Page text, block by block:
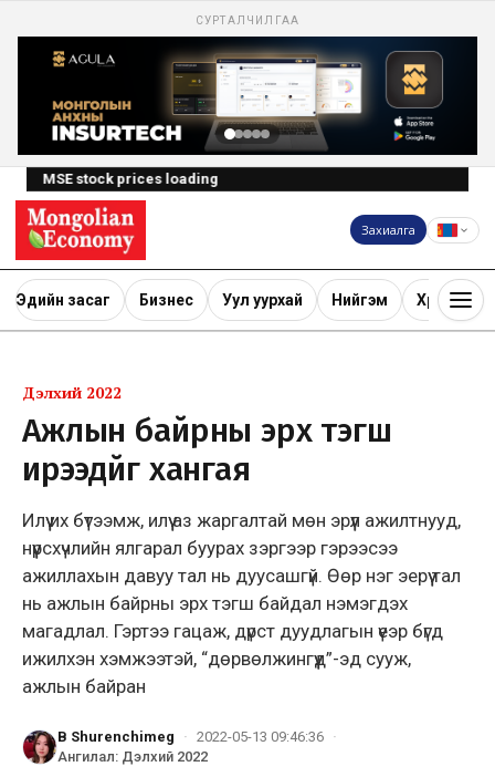
СУРТАЛЧИЛГАА
MSE stock prices loading
Захиалга
Эдийн засаг Бизнес Уул уурхай Нийгэм Хөрөнгө
Дэлхий 2022
Ажлын байрны эрх тэгш
ирээдүйг хангая
Илүү их бүтээмж, илүү аз жаргалтай мөн эрүүл ажилтнууд,
нүүрсхүчлийн ялгарал буурах зэргээр гэрээсээ
ажиллахын давуу тал нь дуусашгүй. Өөр нэг эерүү тал
нь ажлын байрны эрх тэгш байдал нэмэгдэх
магадлал. Гэртээ гацаж, дүрст дуудлагын үеэр бүгд
ижилхэн хэмжээтэй, “дөрвөлжингүүд”-эд сууж,
ажлын байран
B Shurenchimeg · 2022-05-13 09:46:36 ·
Ангилал: Дэлхий 2022